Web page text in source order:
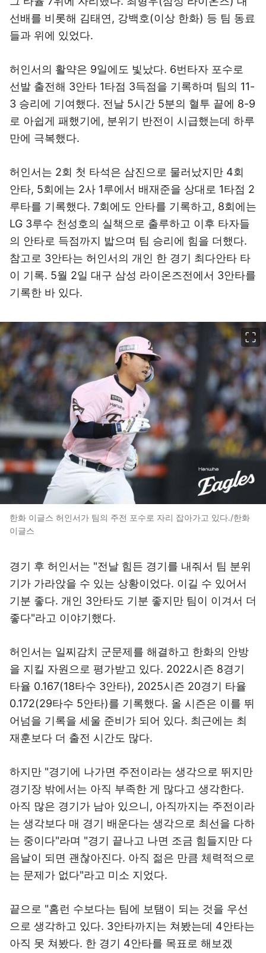
선배를 비롯해 김태연, 강백호(이상 한화) 등 팀 동료
들과 위에 있었다.
허인서의 활약은 9일에도 빛났다. 6번타자 포수로
선발 출전해 3안타 1타점 3득점을 기록하며 팀의 11-
3 승리에 기여했다. 전날 5시간 5분의 혈투 끝에 8-9
로 아쉽게 패했기에, 분위기 반전이 시급했는데 하루
만에 극복했다.
허인서는 2회 첫 타석은 삼진으로 물러났지만 4회
안타, 5회에는 2사 1루에서 배재준을 상대로 1타점 2
루타를 기록했다. 7회에도 안타를 기록하고, 8회에는
LG 3루수 천성호의 실책으로 출루하고 이후 타자들
의 안타로 득점까지 밟으며 팀 승리에 힘을 더했다.
참고로 3안타는 허인서의 개인 한 경기 최다안타 타
이 기록. 5월 2일 대구 삼성 라이온즈전에서 3안타를
기록한 바 있다.
한화 이글스 허인서가 팀의 주전 포수로 자리 잡아가고 있다./한화
이글스
경기 후 허인서는 "전날 힘든 경기를 내줘서 팀 분위
기가 가라앉을 수 있는 상황이었다. 이길 수 있어서
기분 좋다. 개인 3안타도 기분 좋지만 팀이 이겨서 더
좋다"라고 이야기했다.
허인서는 일찌감치 군문제를 해결하고 한화의 안방
을 지킬 자원으로 평가받고 있다. 2022시즌 8경기
타율 0.167(18타수 3안타), 2025시즌 20경기 타율
0.172(29타수 5안타)를 기록했다. 올 시즌은 이를 뛰
어넘을 기록을 세울 준비가 되어 있다. 최근에는 최
재훈보다 더 출전 시간도 많다.
하지만 "경기에 나가면 주전이라는 생각으로 뛰지만
경기장 밖에서는 아직 부족한 게 많다고 생각한다.
아직 많은 경기가 남아 있으니, 아직까지는 주전이라
는 생각보다 매 경기 배운다는 생각으로 최선을 다하
는 중이다"라며 "경기 끝나고 나면 조금 힘들지만 다
음날이 되면 괜찮아진다. 아직 젊은 만큼 체력적으로
는 문제가 없다"라고 미소 지었다.
끝으로 "홈런 수보다는 팀에 보탬이 되는 것을 우선
으로 생각하고 있다. 3안타까지는 쳐봤는데 4안타는
아직 못 쳐봤다. 한 경기 4안타를 목표로 해보겠